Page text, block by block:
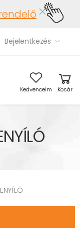
Bejelentkezés
Kedvenceim Kosár